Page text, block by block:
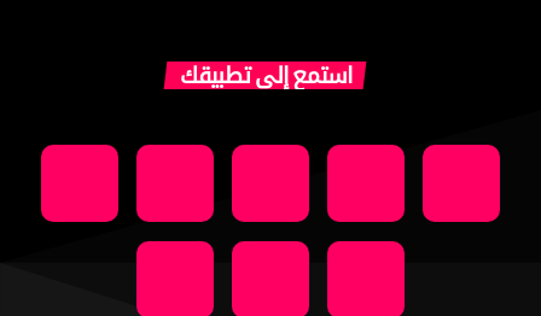
استمع إلى تطبيقك